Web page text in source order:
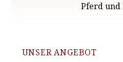
Pferd und
UNSER ANGEBOT